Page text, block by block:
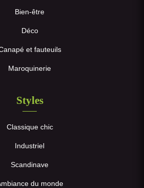
Bien-être
Déco
et fauteuils
Maroquinerie
Styles
Classique chic
Industriel
Scandinave
du monde